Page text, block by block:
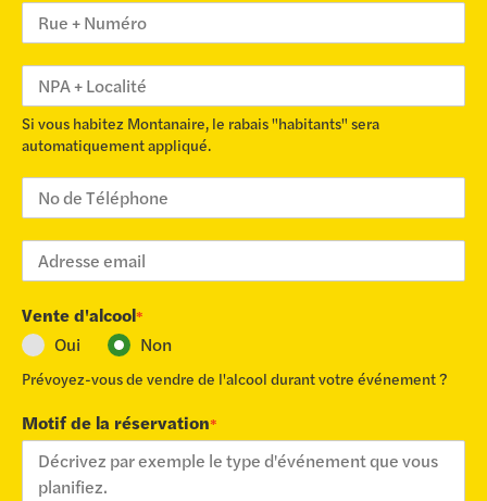
Si vous habitez Montanaire, le rabais "habitants" sera
automatiquement appliqué.
Vente d'alcool*
Oui Non
Prévoyez-vous de vendre de l'alcool durant votre événement ?
Motif de la réservation*